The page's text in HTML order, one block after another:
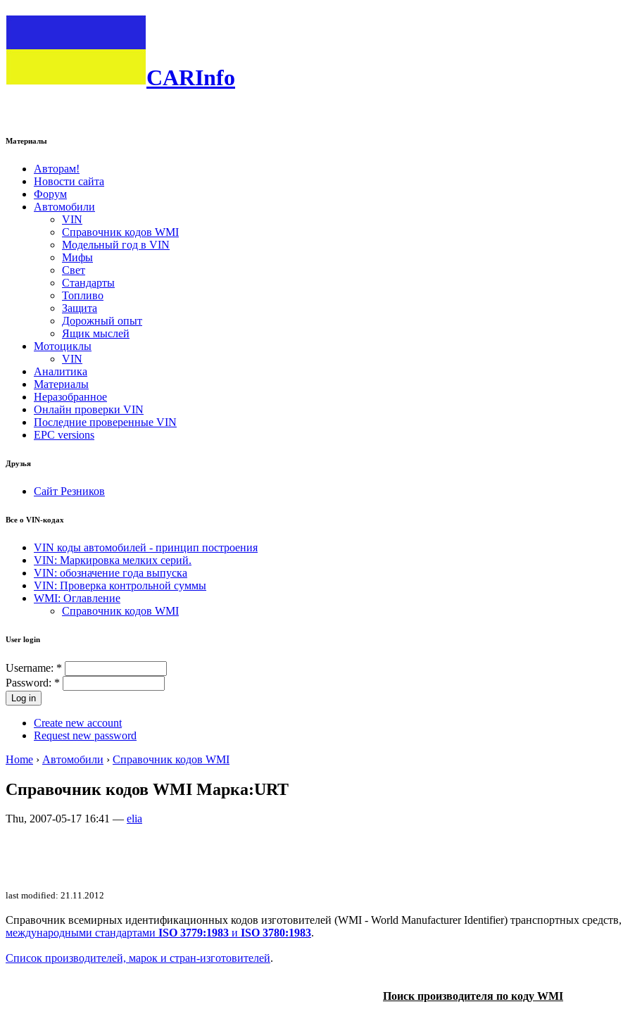
CARInfo
Материалы
Авторам!
Новости сайта
Форум
Автомобили
VIN
Справочник кодов WMI
Модельный год в VIN
Мифы
Свет
Стандарты
Топливо
Защита
Дорожный опыт
Ящик мыслей
Мотоциклы
VIN
Аналитика
Материалы
Неразобранное
Онлайн проверки VIN
Последние проверенные VIN
EPC versions
Друзья
Сайт Резников
Все о VIN-кодах
VIN коды автомобилей - принцип построения
VIN: Маркировка мелких серий.
VIN: обозначение года выпуска
VIN: Проверка контрольной суммы
WMI: Оглавление
Справочник кодов WMI
User login
Username: *
Password: *
Create new account
Request new password
Home › Автомобили › Справочник кодов WMI
Справочник кодов WMI Марка:URT
Thu, 2007-05-17 16:41 — elia
last modified: 21.11.2012
Справочник всемирных идентификационных кодов изготовителей (WMI - World Manufacturer Identifier) транспортных
международными стандартами ISO 3779:1983 и ISO 3780:1983.
Список производителей, марок и стран-изготовителей.
Поиск производителя по коду WMI